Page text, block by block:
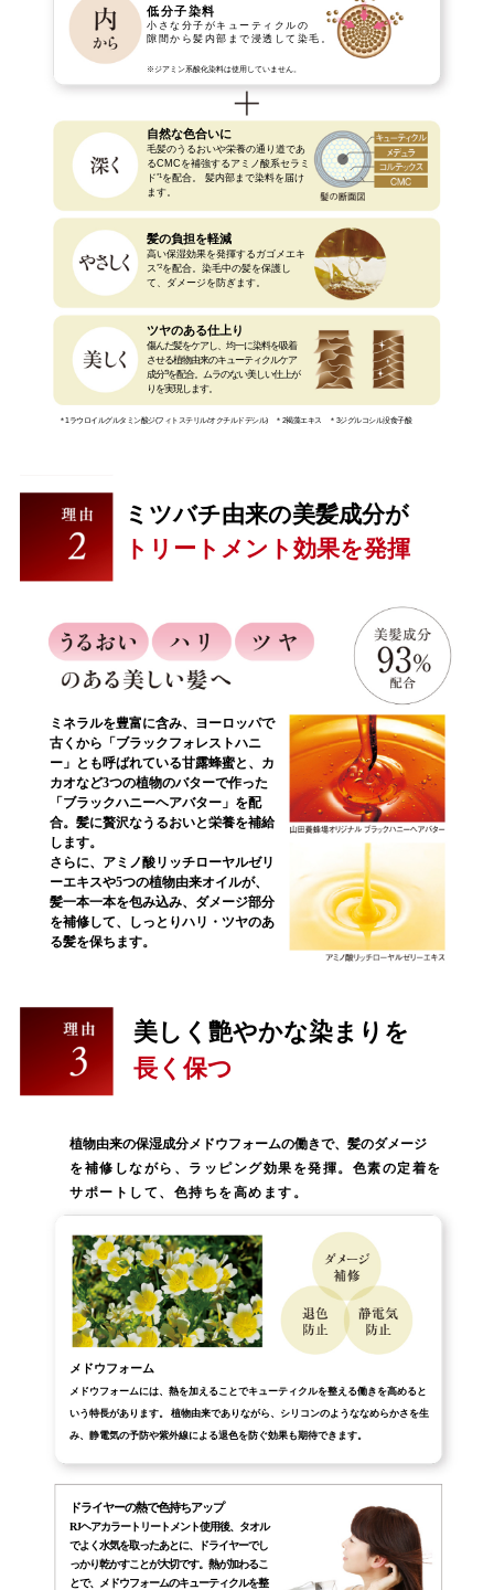
低分子染料
小さな分子がキューティクルの
隙間から髪内部まで浸透して染毛。
※ジアミン系酸化染料は使用していません。
自然な色合いに
毛髪のうるおいや栄養の通り道であ
るCMCを補強するアミノ酸系セラミ
ド*1 を配合。 髪内部まで染料を届け
ます。
髪の負担を軽減
高い保湿効果を発揮するガゴメエキ
ス*2を配合。染毛中の髪を保護し
て、ダメージを防ぎます。
ツヤのある仕上り
傷んだ髪をケアし、均一に染料を吸着
させる植物由来のキューティクルケア
成分*3を配合。ムラのない美しい仕上が
りを実現します。
＊1ラウロイルグルタミン酸ジ(フィトステリル/オクチルドデシル) ＊2褐藻エキス ＊3ジグルコシル没食子酸
ミツバチ由来の美髪成分が
トリートメント効果を発揮
ミネラルを豊富に含み、ヨーロッパで
古くから「ブラックフォレストハニ
ー」とも呼ばれている甘露蜂蜜と、カ
カオなど3つの植物のバターで作った
「ブラックハニーヘアバター」を配
合。髪に贅沢なうるおいと栄養を補給
します。
さらに、アミノ酸リッチローヤルゼリ
ーエキスや5つの植物由来オイルが、
髪一本一本を包み込み、ダメージ部分
を補修して、しっとりハリ・ツヤのあ
る髪を保ちます。
美しく艶やかな染まりを
長く保つ
植物由来の保湿成分メドウフォームの働きで、髪のダメージ
を補修しながら、ラッピング効果を発揮。色素の定着を
サポートして、色持ちを高めます。
メドウフォーム
メドウフォームには、熱を加えることでキューティクルを整える働きを高めると
いう特長があります。 植物由来でありながら、シリコンのようななめらかさを生
み、静電気の予防や紫外線による退色を防ぐ効果も期待できます。
ドライヤーの熱で色持ちアップ
RJヘアカラートリートメント使用後、タオル
でよく水気を取ったあとに、ドライヤーでし
っかり乾かすことが大切です。熱が加わるこ
とで、メドウフォームのキューティクルを整